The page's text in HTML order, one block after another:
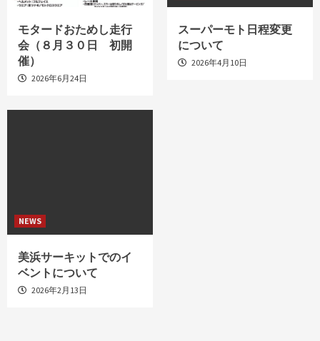
モタードおためし走行
会（８月３０日 初開
催）
2026年6月24日
スーパーモト日程変更
について
2026年4月10日
NEWS
美浜サーキットでのイ
ベントについて
2026年2月13日